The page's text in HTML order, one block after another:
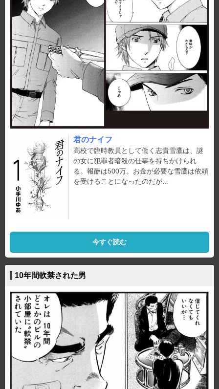
君のナイフ
高校で臨時教員として働く志貴雪鷹は、謎
の女に犯罪者暗殺の仕事を持ちかけられ
る。報酬は500万。お金が必要な雪鷹は依頼
を受けることになったのだが…
今すぐ読む
10年間軟禁された男